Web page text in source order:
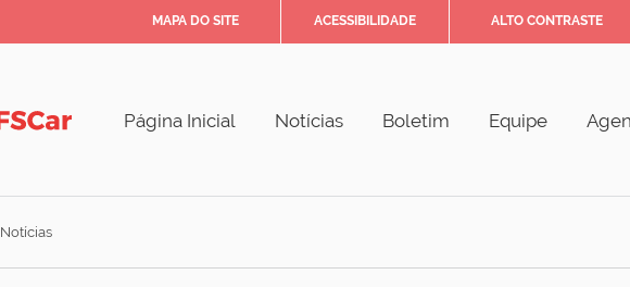
MAPA DO SITE ACESSIBILIDADE ALTO CONTRASTE
Página Inicial Notícias Boletim Equipe
Notícias